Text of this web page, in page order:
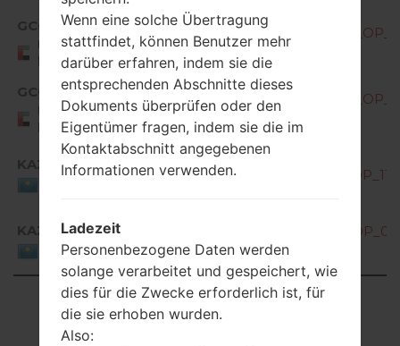
GCC
United Arab
Emirates
GCC
United Arab
Emirates
KAZ
KAZ
Kazakhstan
Showing 1 to 20 of 20 entries
Wenn eine solche Übertragung
stattfindet, können Benutzer mehr
darüber erfahren, indem sie die
entsprechenden Abschnitte dieses
Dokuments überprüfen oder den
Eigentümer fragen, indem sie die im
Kontaktabschnitt angegebenen
Informationen verwenden.
Ladezeit
Personenbezogene Daten werden
solange verarbeitet und gespeichert, wie
dies für die Zwecke erforderlich ist, für
die sie erhoben wurden.
Also: